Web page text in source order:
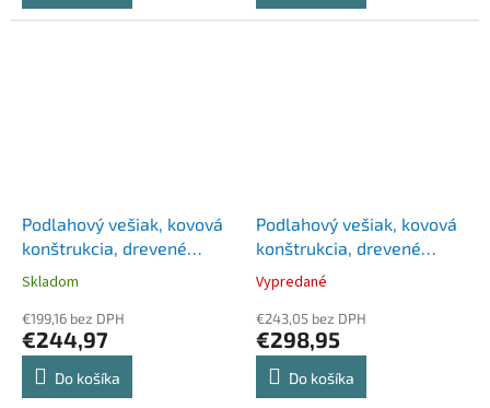
Podlahový vešiak, kovová
konštrukcia, drevené
doplnky, ALBA "Viena",
Skladom
€199,16 bez DPH
€244,97
Do košíka
Podlahový vešiak, kovová
konštrukcia, drevené
doplnky, 6 ks kovových
vešiakov, ALBA "Wavy",
sivý
Vypredané
€243,05 bez DPH
€298,95
Do košíka